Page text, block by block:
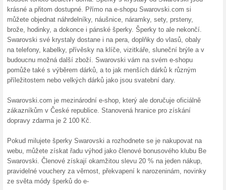
uživatele - udělejte si
ve Vaší objednávce a rovnou
obchodě zadávat v nákupním
Zrcátko Swarovski
100% fungovalo Akce
Pokud objednáte v